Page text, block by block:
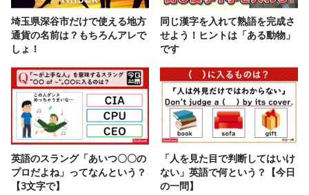
埼玉県深谷市だけで使える地方
通貨の名前は？もちろんアレで
しょ！
同じ漢字を入れて熟語を完成さ
せよう！ヒントは「ある動物」
です
英語のスラング「あいつ〇〇の
プロだよね」ってなんという？
【3文字で】
「人を見た目で判断してはいけ
ない」英語で何という？【今日
の一問】